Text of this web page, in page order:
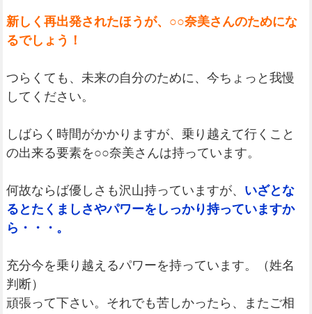
新しく再出発されたほうが、○○奈美さんのためにな
るでしょう！
つらくても、未来の自分のために、今ちょっと我慢
してください。
しばらく時間がかかりますが、乗り越えて行くこと
の出来る要素を○○奈美さんは持っています。
何故ならば優しさも沢山持っていますが、 いざとな
るとたくましさやパワーをしっかり持っていますか
ら・・・。
充分今を乗り越えるパワーを持っています。（姓名
判断）
頑張って下さい。それでも苦しかったら、またご相